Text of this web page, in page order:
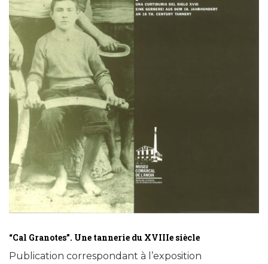
“Cal Granotes”. Une tannerie du XVIIIe siècle
Publication correspondant à l’exposition